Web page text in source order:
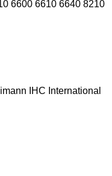
6600 6610 6640 8210
IHC International